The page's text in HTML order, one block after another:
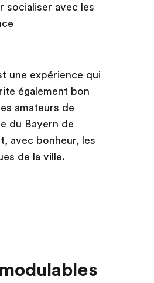
socialiser avec les
une expérience qui
également bon
amateurs de
du Bayern de
avec bonheur, les
de la ville.